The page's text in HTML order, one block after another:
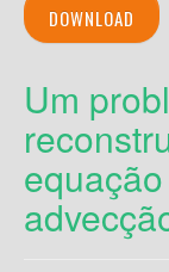
DOWNLOAD
Um